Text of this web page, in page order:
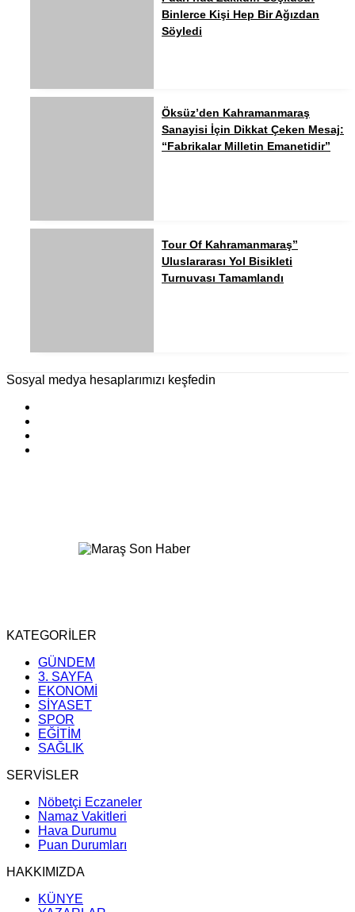
Binlerce Kişi Hep Bir Ağızdan
Söyledi
Öksüz’den Kahramanmaraş
Sanayisi İçin Dikkat Çeken Mesaj:
“Fabrikalar Milletin Emanetidir”
Tour Of Kahramanmaraş”
Uluslararası Yol Bisikleti
Turnuvası Tamamlandı
Sosyal medya hesaplarımızı keşfedin
KATEGORİLER
GÜNDEM
3. SAYFA
EKONOMİ
SİYASET
SPOR
EĞİTİM
SAĞLIK
SERVİSLER
Nöbetçi Eczaneler
Namaz Vakitleri
Hava Durumu
Puan Durumları
HAKKIMIZDA
KÜNYE